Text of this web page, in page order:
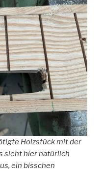
Holzstück mit der
sieht hier natürlich
ein bisschen